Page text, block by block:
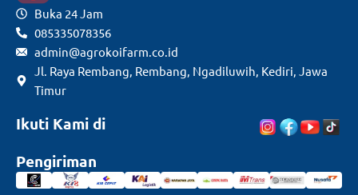
Buka 24 Jam
085335078356
admin@agrokoifarm.co.id
Jl. Raya Rembang, Rembang, Ngadiluwih, Kediri, Jawa
Timur
Ikuti Kami di
Pengiriman